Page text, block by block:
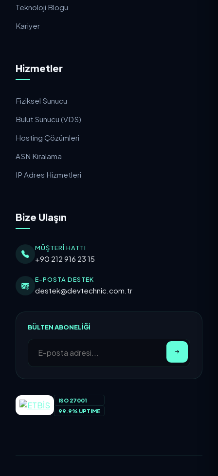
Teknoloji Blogu
Kariyer
Hizmetler
Fiziksel Sunucu
Bulut Sunucu (VDS)
Hosting Çözümleri
ASN Kiralama
IP Adres Hizmetleri
Bize Ulaşın
MÜŞTERI HATTI
+90 212 916 23 15
E-POSTA DESTEK
destek@devtechnic.com.tr
BÜLTEN ABONELIĞI
ISO 27001
99.9% UPTIME